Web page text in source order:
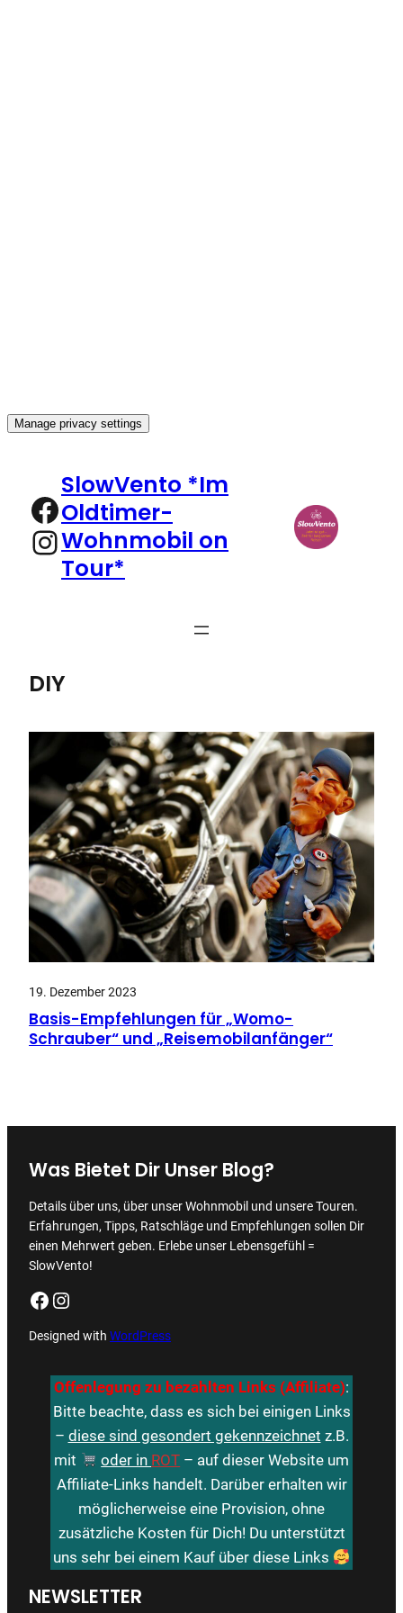
Manage privacy settings
springen
Facebook
Instagram
SlowVento *Im
Oldtimer-
Wohnmobil on
Tour*
DIY
19. Dezember 2023
Basis-Empfehlungen für „Womo-
Schrauber“ und „Reisemobilanfänger“
Was Bietet Dir Unser Blog?
Details über uns, über unser Wohnmobil und unsere Touren.
Erfahrungen, Tipps, Ratschläge und Empfehlungen sollen Dir
einen Mehrwert geben. Erlebe unser Lebensgefühl =
SlowVento!
Facebook Instagram
Designed with WordPress
Offenlegung zu bezahlten Links (Affiliate):
Bitte beachte, dass es sich bei einigen Links
– diese sind gesondert gekennzeichnet z.B.
mit
oder in ROT – auf dieser Website um
Affiliate-Links handelt. Darüber erhalten wir
möglicherweise eine Provision, ohne
zusätzliche Kosten für Dich! Du unterstützt
uns sehr bei einem Kauf über diese Links
NEWSLETTER